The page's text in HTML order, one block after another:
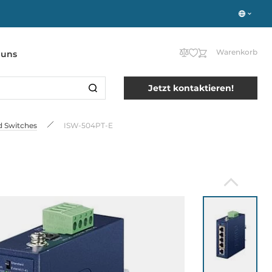
Warenkorb
Jetzt kontaktieren!
Switches ISW-504PT-E